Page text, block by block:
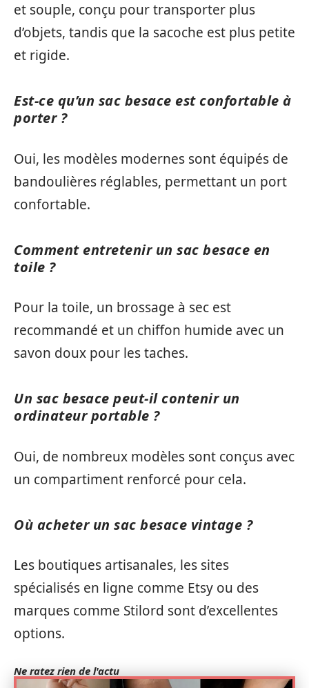
et souple, conçu pour transporter plus
d’objets, tandis que la sacoche est plus petite
et rigide.
Est-ce qu’un sac besace est confortable à
porter ?
Oui, les modèles modernes sont équipés de
bandoulières réglables, permettant un port
confortable.
Comment entretenir un sac besace en
toile ?
Pour la toile, un brossage à sec est
recommandé et un chiffon humide avec un
savon doux pour les taches.
Un sac besace peut-il contenir un
ordinateur portable ?
Oui, de nombreux modèles sont conçus avec
un compartiment renforcé pour cela.
Où acheter un sac besace vintage ?
Les boutiques artisanales, les sites
spécialisés en ligne comme Etsy ou des
marques comme Stilord sont d’excellentes
options.
Ne ratez rien de l'actu